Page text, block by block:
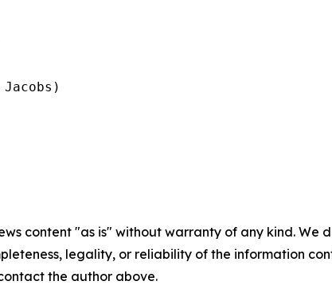
Jacobs)
content "as is" without warranty of any kind.
legality, or reliability of the information
the author above.